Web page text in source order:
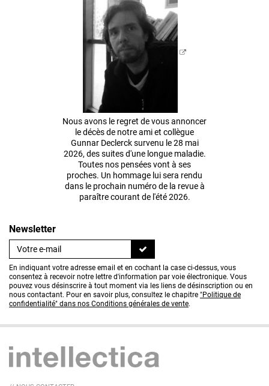
Nous avons le regret de vous annoncer
le décès de notre ami et collègue
Gunnar Declerck survenu le 28 mai
2026, des suites d'une longue maladie.
Toutes nos pensées vont à ses
proches. Un hommage lui sera rendu
dans le prochain numéro de la revue à
paraître courant de l'été 2026.
Newsletter
En indiquant votre adresse email et en cochant la case ci-dessus, vous
consentez à recevoir notre lettre d'information par voie électronique. Vous
pouvez vous désinscrire à tout moment via les liens de désinscription ou en
nous contactant. Pour en savoir plus, consultez le chapitre "Politique de
confidentialité" dans nos Conditions générales de vente.